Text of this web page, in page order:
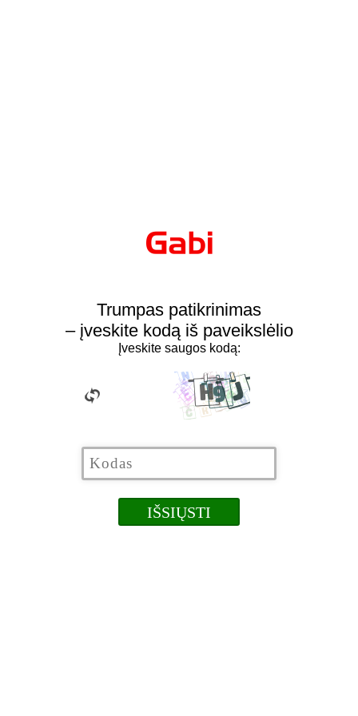
Trumpas patikrinimas
– įveskite kodą iš paveikslėlio
Įveskite saugos kodą: